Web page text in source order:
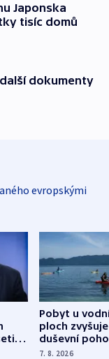
Japonska
tisíc domů
dokumenty
evropskými
Pobyt u
ploch zvyšuje
duševní
ukázala
7. 8. 2026